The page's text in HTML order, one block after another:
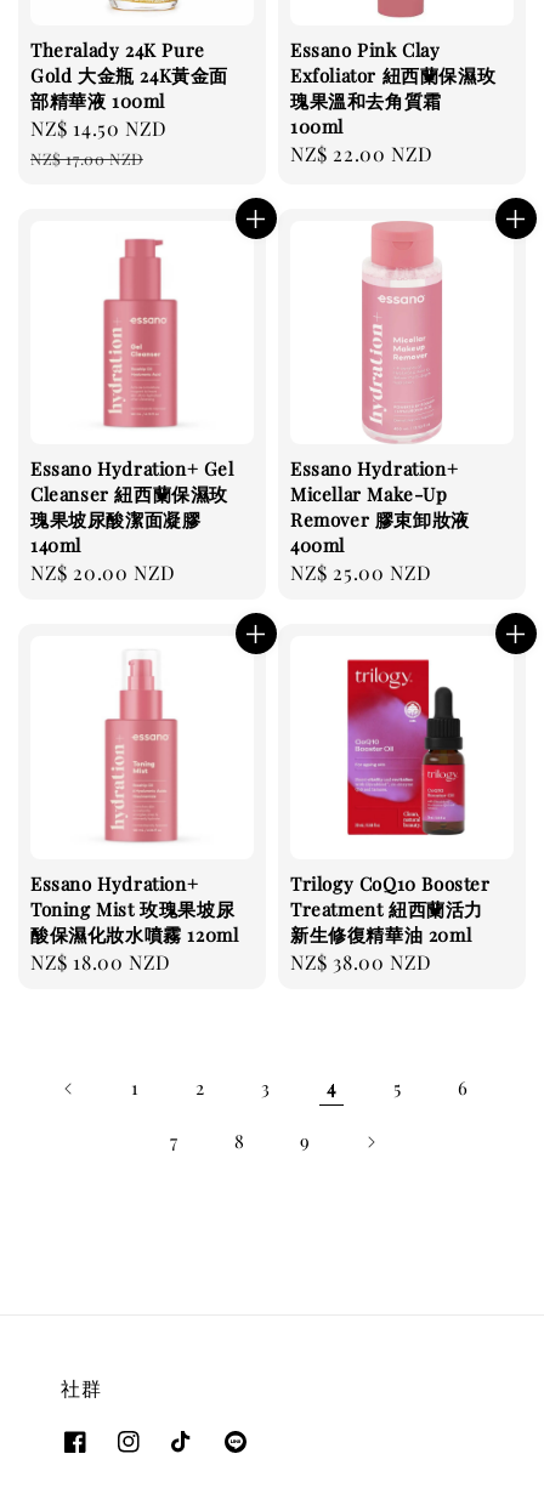
Theralady 24K Pure
Gold 大金瓶 24K黃金面
部精華液 100ml
Sale
price
NZ$ 14.50 NZD
NZ$ 17.00 NZD
Essano Pink Clay
Exfoliator 紐西蘭保濕玫
瑰果溫和去角質霜
100ml
Regular
NZ$ 22.00 NZD
Essano Hydration+ Gel
Cleanser 紐西蘭保濕玫
瑰果坡尿酸潔面凝膠
140ml
Regular
NZ$ 20.00 NZD
Essano Hydration+
Micellar Make-Up
Remover 膠束卸妝液
400ml
Regular
NZ$ 25.00 NZD
Essano Hydration+
Toning Mist 玫瑰果坡尿
酸保濕化妝水噴霧 120ml
Regular
NZ$ 18.00 NZD
Trilogy CoQ10 Booster
Treatment 紐西蘭活力
新生修復精華油 20ml
Regular
NZ$ 38.00 NZD
1 2 3 4 5 6
7 8 9
社群